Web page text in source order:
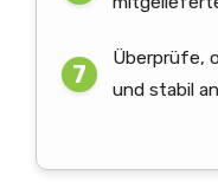
Überprüfe,
und stabil